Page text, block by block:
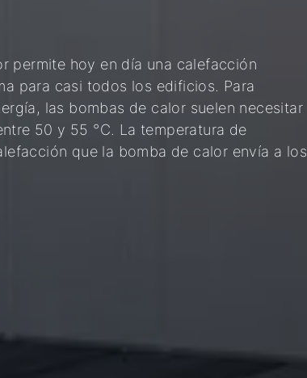
permite hoy en día una calefacción
para casi todos los edificios. Para
las bombas de calor suelen necesitar
50 y 55 °C. La temperatura de
que la bomba de calor envía a los